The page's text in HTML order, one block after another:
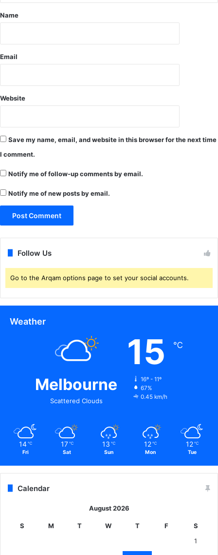
*
Name
Email
Website
Save my name, email, and website in this browser for the next time
I comment.
Notify me of follow-up comments by email.
Notify me of new posts by email.
Follow Us
Go to the Arqam options page to set your social accounts.
Weather
Melbourne
Scattered Clouds
15 ℃
16º - 11º
67%
0.45 km/h
14 ℃
Fri
17 ℃
Sat
13 ℃
Sun
12 ℃
Mon
12 ℃
Tue
Calendar
August 2026
S M T W T F
S
1